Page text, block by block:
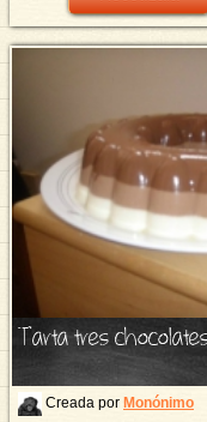
Tarta tres
Creada por Monónimo